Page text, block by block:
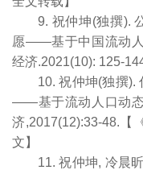
9. 祝仲坤(独撰).
愿——基于中国流动人
经济.2021(10): 125-
10. 祝仲坤(独撰).
——基于流动人口动态
济,2017(12):33-48.【
文】
11. 祝仲坤, 冷晨